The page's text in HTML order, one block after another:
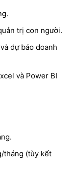
trị con người.
dự báo doanh
và Power BI
tháng (tùy kết